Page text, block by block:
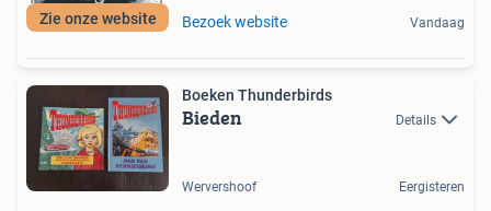
Zie onze website Bezoek website Vandaag
Boeken Thunderbirds
Bieden Details
Wervershoof Eergisteren